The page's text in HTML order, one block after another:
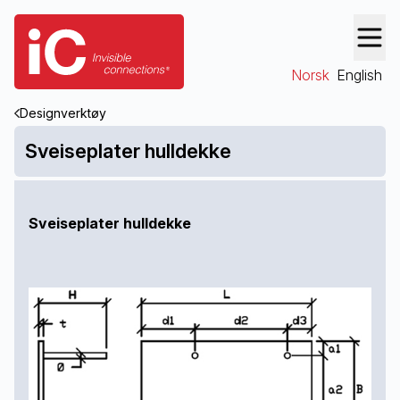
Norsk English
Designverktøy
Sveiseplater hulldekke
Sveiseplater hulldekke